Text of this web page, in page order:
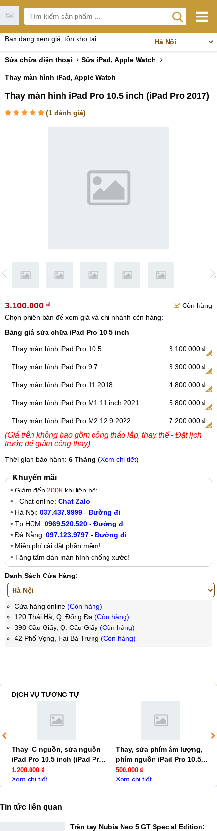
Bạn đang xem giá, tồn kho tại:
Sửa chữa điện thoại Sửa iPad, Apple Watch
Thay màn hình iPad, Apple Watch
Thay màn hình iPad Pro 10.5 inch (iPad Pro 2017)
(1 đánh giá)
3.100.000 ₫
Còn hàng
Chọn phiên bản để xem giá và chi nhánh còn hàng:
Bảng giá sửa chữa iPad Pro 10.5 inch
Thay màn hình iPad Pro 10.5 3.100.000 ₫
Thay màn hình iPad Pro 9.7 3.300.000 ₫
Thay màn hình iPad Pro 11 2018 4.800.000 ₫
Thay màn hình iPad Pro M1 11 inch 2021 5.800.000 ₫
Thay màn hình iPad Pro M2 12.9 2022 7.200.000 ₫
(Giá trên không bao gồm công tháo lắp, thay thế - Đặt lịch
trước để giảm công thay)
Thời gian bảo hành: 6 Tháng (Xem chi tiết)
Khuyến mãi
Giảm đến 200K khi liên hệ:
- Chat online: Chat Zalo
Hà Nội: 037.437.9999 - Đường đi
Tp.HCM: 0969.520.520 - Đường đi
Đà Nẵng: 097.123.9797 - Đường đi
Miễn phí cài đặt phần mềm!
Tặng tấm dán màn hình chống xước!
Danh Sách Cửa Hàng:
Cửa hàng online (Còn hàng)
120 Thái Hà, Q. Đống Đa (Còn hàng)
398 Cầu Giấy, Q. Cầu Giấy (Còn hàng)
42 Phố Vọng, Hai Bà Trưng (Còn hàng)
DỊCH VỤ TƯƠNG TỰ
Thay IC nguồn, sửa nguồn
iPad Pro 10.5 inch (iPad Pro
2017)
1.200.000 ₫
Xem chi tiết
Thay, sửa phím âm lượng,
phím nguồn iPad Pro 10.5
2017
500.000 ₫
Xem chi tiết
Tin tức liên quan
Trên tay Nubia Neo 5 GT Special Edition: